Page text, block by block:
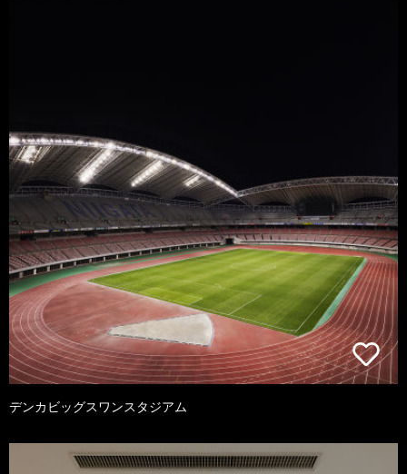
デンカビッグスワンスタジアム